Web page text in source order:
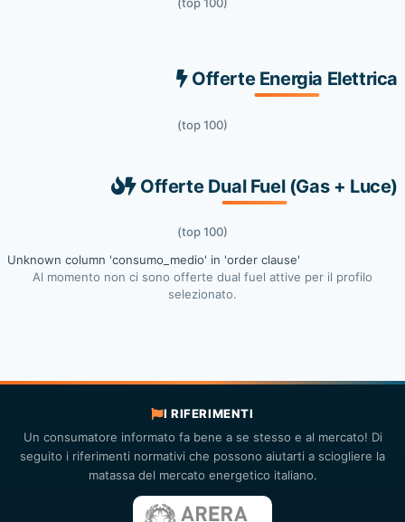
(top 100)
Offerte Energia Elettrica
(top 100)
Offerte Dual Fuel (Gas + Luce)
(top 100)
Unknown column 'consumo_medio' in 'order clause'
Al momento non ci sono offerte dual fuel attive per il profilo
selezionato.
I RIFERIMENTI
Un consumatore informato fa bene a se stesso e al mercato! Di
seguito i riferimenti normativi che possono aiutarti a sciogliere la
matassa del mercato energetico italiano.